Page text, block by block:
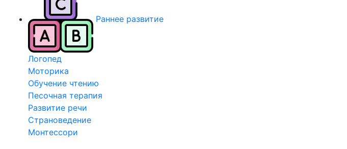
Раннее развитие
Логопед
Моторика
Обучение чтению
Песочная терапия
Развитие речи
Страноведение
Монтессори